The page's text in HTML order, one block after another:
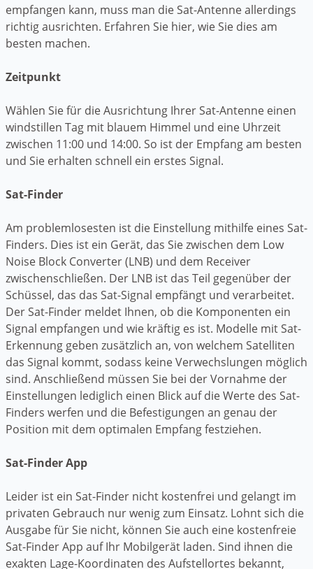
empfangen kann, muss man die Sat-Antenne allerdings
richtig ausrichten. Erfahren Sie hier, wie Sie dies am
besten machen.
Zeitpunkt
Wählen Sie für die Ausrichtung Ihrer Sat-Antenne einen
windstillen Tag mit blauem Himmel und eine Uhrzeit
zwischen 11:00 und 14:00. So ist der Empfang am besten
und Sie erhalten schnell ein erstes Signal.
Sat-Finder
Am problemlosesten ist die Einstellung mithilfe eines Sat-
Finders. Dies ist ein Gerät, das Sie zwischen dem Low
Noise Block Converter (LNB) und dem Receiver
zwischenschließen. Der LNB ist das Teil gegenüber der
Schüssel, das das Sat-Signal empfängt und verarbeitet.
Der Sat-Finder meldet Ihnen, ob die Komponenten ein
Signal empfangen und wie kräftig es ist. Modelle mit Sat-
Erkennung geben zusätzlich an, von welchem Satelliten
das Signal kommt, sodass keine Verwechslungen möglich
sind. Anschließend müssen Sie bei der Vornahme der
Einstellungen lediglich einen Blick auf die Werte des Sat-
Finders werfen und die Befestigungen an genau der
Position mit dem optimalen Empfang festziehen.
Sat-Finder App
Leider ist ein Sat-Finder nicht kostenfrei und gelangt im
privaten Gebrauch nur wenig zum Einsatz. Lohnt sich die
Ausgabe für Sie nicht, können Sie auch eine kostenfreie
Sat-Finder App auf Ihr Mobilgerät laden. Sind ihnen die
exakten Lage-Koordinaten des Aufstellortes bekannt,